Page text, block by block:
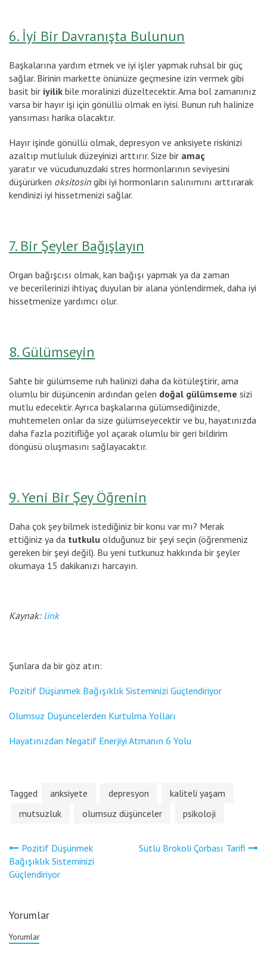
6. İyi Bir Davranışta Bulunun
Başkalarına yardım etmek ve iyi işler yapmak ruhsal bir güç
sağlar. Birinin markette önünüze geçmesine izin vermek gibi
basit bir iyilik bile moralinizi düzeltecektir. Ama bol zamanınız
varsa bir hayır işi için gönüllü olmak en iyisi. Bunun ruh halinize
yansıması harika olacaktır.
Hayır işinde gönüllü olmak, depresyon ve anksiyete riskinizi
azaltıp mutluluk düzeyinizi arttırır. Size bir amaç
yaratır ve vücudunuzdaki stres hormonlarının seviyesini
düşürürken oksitosin gibi iyi hormonların salınımını arttırarak
kendinizi iyi hissetmenizi sağlar.
7. Bir Şeyler Bağışlayın
Organ bağışcısı olmak, kan bağışı yapmak ya da zaman
ve becerilerinizi ihtiyaç duyulan bir alana yönlendirmek, daha iyi
hissetmenize yardımcı olur.
8. Gülümseyin
Sahte bir gülümseme ruh halinizi daha da kötüleştirir, ama
olumlu bir düşüncenin ardından gelen doğal gülümseme sizi
mutlu edecektir. Ayrıca başkalarına gülümsediğinizde,
muhtemelen onlar da size gülümseyecektir ve bu, hayatınızda
daha fazla pozitifliğe yol açarak olumlu bir geri bildirim
döngüsü oluşmasını sağlayacaktır.
9. Yeni Bir Şey Öğrenin
Daha çok şey bilmek istediğiniz bir konu var mı? Merak
ettiğiniz ya da tutkulu olduğunuz bir şeyi seçin (öğrenmeniz
gereken bir şeyi değil). Bu yeni tutkunuz hakkında bir şeyler
okumaya 15 dakikanızı harcayın.
Kaynak: link
Şunlara da bir göz atın:
Pozitif Düşünmek Bağışıklık Sisteminizi Güçlendiriyor
Olumsuz Düşüncelerden Kurtulma Yolları
Hayatınızdan Negatif Enerjiyi Atmanın 6 Yolu
Tagged anksiyete depresyon
kaliteli yaşam
mutsuzluk
olumsuz düşünceler psikoloji
Yazı
gezinmesi
Pozitif Düşünmek
Bağışıklık Sisteminizi
Güçlendiriyor
Sütlü Brokoli Çorbası Tarifi
Yorumlar
Yorumlar